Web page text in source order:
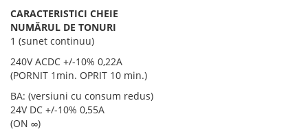
CARACTERISTICI CHEIE
NUMĂRUL DE TONURI
1 (sunet continuu)
240V ACDC +/-10% 0,22A
(PORNIT 1min. OPRIT 10 min.)
BA: (versiuni cu consum redus)
24V DC +/-10% 0,55A
(ON ∞)